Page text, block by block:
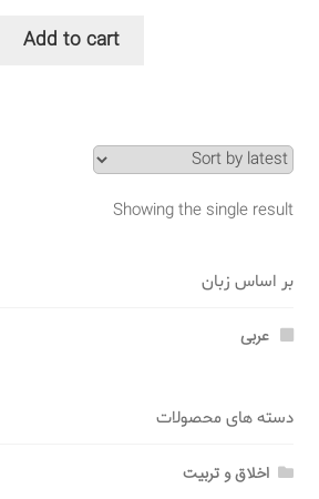
Add to cart
Showing the single result
بر اساس زبان
عربی
دسته های محصولات
اخلاق و تربیت